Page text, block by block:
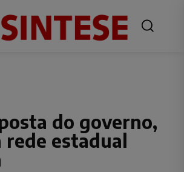
do governo,
rede estadual